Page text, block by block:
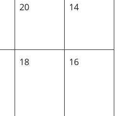
20 14
18 16